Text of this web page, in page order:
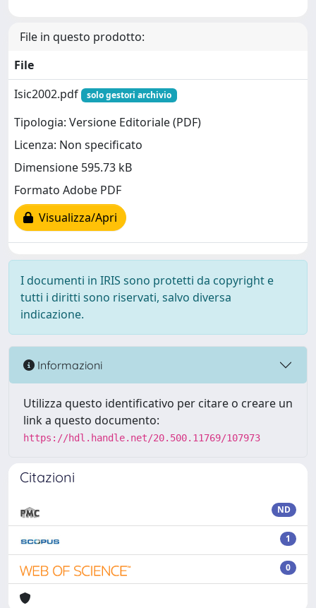
File in questo prodotto:
File
Isic2002.pdf
solo gestori archivio
Tipologia: Versione Editoriale (PDF)
Licenza: Non specificato
Dimensione 595.73 kB
Formato Adobe PDF
Visualizza/Apri
I documenti in IRIS sono protetti da copyright e
tutti i diritti sono riservati, salvo diversa
indicazione.
Informazioni
Utilizza questo identificativo per citare o creare un
link a questo documento:
https://hdl.handle.net/20.500.11769/107973
Citazioni
ND
1
0